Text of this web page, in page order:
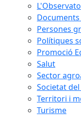
Persones
Polítiques
Promoció
Salut
Sector
Societat
Territori i
Turisme